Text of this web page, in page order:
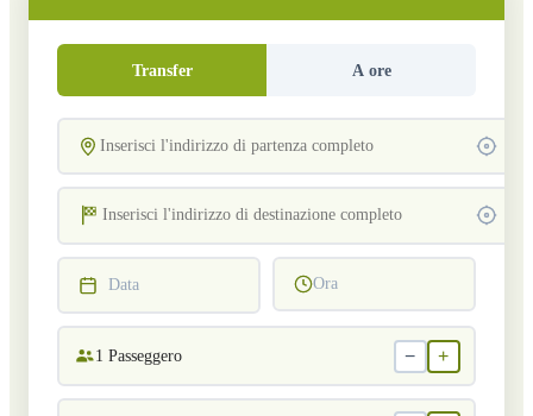
Transfer A ore
Data Ora
1 Passeggero − +